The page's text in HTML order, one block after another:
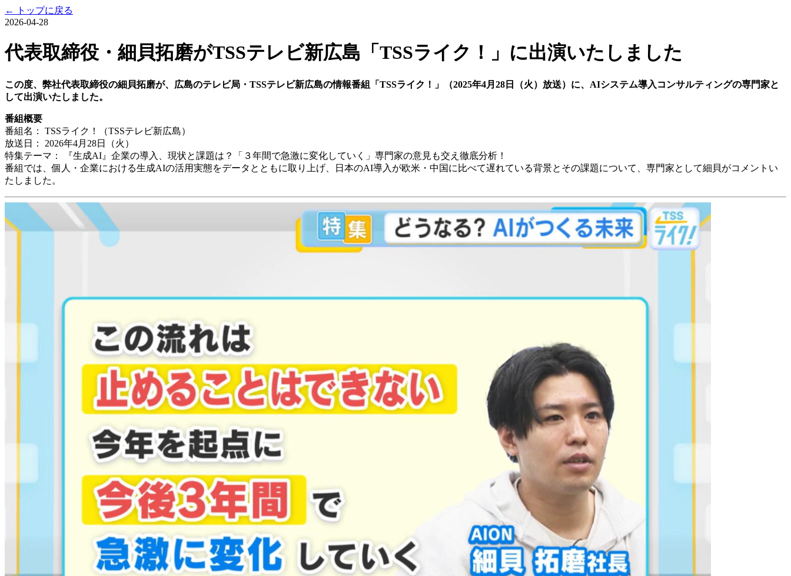
← トップに戻る
2026-04-28
代表取締役・細貝拓磨がTSSテレビ新広島「TSSライク！」に出演いたしました
この度、弊社代表取締役の細貝拓磨が、広島のテレビ局・TSSテレビ新広島の情報番組「TSSライク！」（2025年4月28日（火）放送）に、AIシステム導入コンサルティングの専門家と
して出演いたしました。
番組概要
番組名： TSSライク！（TSSテレビ新広島）
放送日： 2026年4月28日（火）
特集テーマ： 『生成AI』企業の導入、現状と課題は？「３年間で急激に変化していく」専門家の意見も交え徹底分析！
番組では、個人・企業における生成AIの活用実態をデータとともに取り上げ、日本のAI導入が欧米・中国に比べて遅れている背景とその課題について、専門家として細貝がコメントい
たしました。